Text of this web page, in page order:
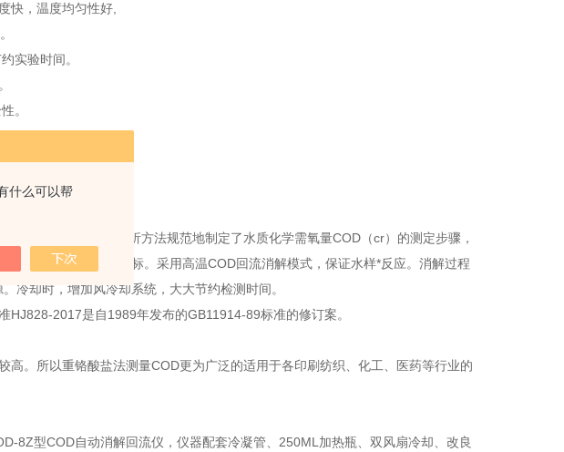
什么可以帮
快，温度均匀性好
实验时间。
。
数高
定，重铬酸盐法，分析方法规范地制定了水质化学需氧量COD（cr）的测定步骤，
化剂的用量等条件指标。采用高温COD回流消解模式，保证水样*反应。消解过程
冷却时，增加风冷却系统，大大节约检测时间。
2017是自1989年发布的GB11914-89标准的修订案。
高。所以重铬酸盐法测量COD更为广泛的适用于各印刷纺织、化工、医药等行业的
8Z型COD自动消解回流仪，仪器配套冷凝管、250ML加热瓶、双风扇冷却、改良